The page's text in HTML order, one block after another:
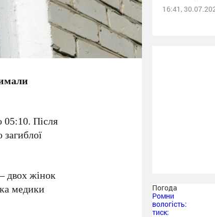
05:10. Після
загиблої
двох жінок
медики
16:41,
Погода
Ромни
вологість:
тиск: